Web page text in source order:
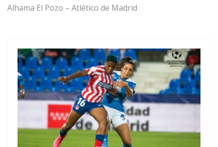
Alhama El Pozo – Atlético de Madrid